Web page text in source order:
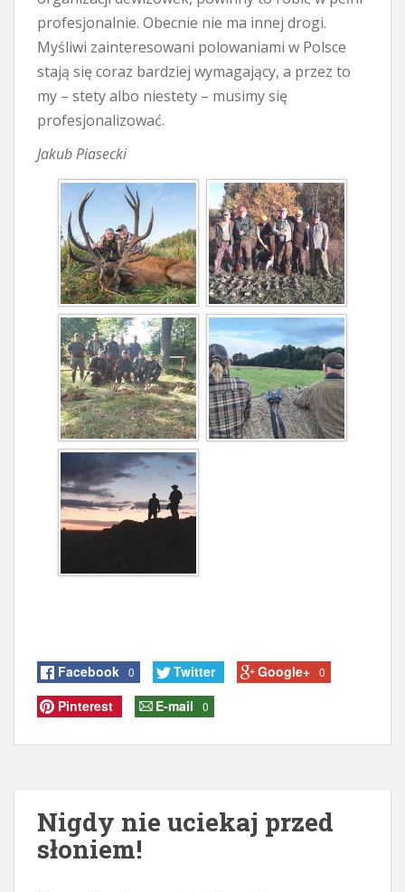
profesjonalnie. Obecnie nie ma innej drogi.
Myśliwi zainteresowani polowaniami w Polsce
stają się coraz bardziej wymagający, a przez to
my – stety albo niestety – musimy się
profesjonalizować.
Jakub Piasecki
Facebook 0 Twitter Google+ 0
Pinterest E-mail 0
Nigdy nie uciekaj przed
słoniem!